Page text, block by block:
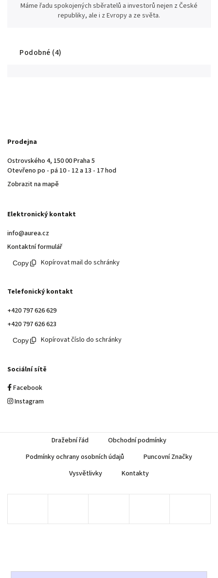
Máme řadu spokojených sběratelů a investorů nejen z České
republiky, ale i z Evropy a ze světa.
Podobné (4)
Prodejna
Ostrovského 4, 150 00 Praha 5
Otevřeno po - pá 10 - 12 a 13 - 17 hod
Zobrazit na mapě
Elektronický kontakt
info@aurea.cz
Kontaktní formulář
Kopírovat mail do schránky
Telefonický kontakt
+420 797 626 629
+420 797 626 623
Kopírovat číslo do schránky
Sociální sítě
Facebook
Instagram
Dražební řád
Obchodní podmínky
Podmínky ochrany osobních údajů
Puncovní Značky
Vysvětlivky
Kontakty